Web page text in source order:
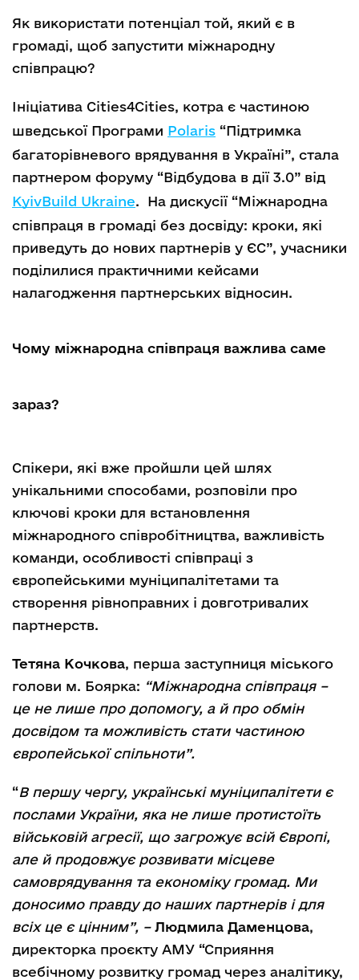
Як використати потенціал той, який є в
громаді, щоб запустити міжнародну
співпрацю?
Ініціатива Cities4Cities, котра є частиною
шведської Програми Polaris “Підтримка
багаторівневого врядування в Україні”, стала
партнером форуму “Відбудова в дії 3.0” від
KyivBuild Ukraine. На дискусії “Міжнародна
співпраця в громаді без досвіду: кроки, які
приведуть до нових партнерів у ЄС”, учасники
поділилися практичними кейсами
налагодження партнерських відносин.
Чому міжнародна співпраця важлива саме
зараз?
Спікери, які вже пройшли цей шлях
унікальними способами, розповіли про
ключові кроки для встановлення
міжнародного співробітництва, важливість
команди, особливості співпраці з
європейськими муніципалітетами та
створення рівноправних і довготривалих
партнерств.
Тетяна Кочкова, перша заступниця міського
голови м. Боярка: “Міжнародна співпраця –
це не лише про допомогу, а й про обмін
досвідом та можливість стати частиною
європейської спільноти”.
“В першу чергу, українські муніципалітети є
послами України, яка не лише протистоїть
військовій агресії, що загрожує всій Європі,
але й продовжує розвивати місцеве
самоврядування та економіку громад. Ми
доносимо правду до наших партнерів і для
всіх це є цінним”, – Людмила Даменцова,
директорка проєкту АМУ “Сприяння
всебічному розвитку громад через аналітику,